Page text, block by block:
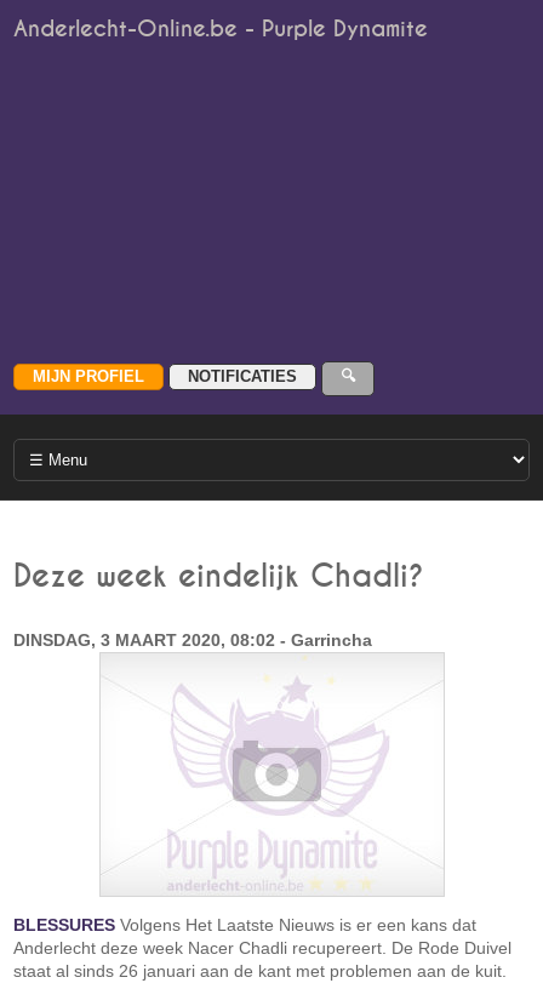
Anderlecht-Online.be - Purple Dynamite
Deze week eindelijk Chadli?
DINSDAG, 3 MAART 2020, 08:02 - Garrincha
BLESSURES Volgens Het Laatste Nieuws is er een kans dat
Anderlecht deze week Nacer Chadli recupereert. De Rode Duivel
staat al sinds 26 januari aan de kant met problemen aan de kuit.